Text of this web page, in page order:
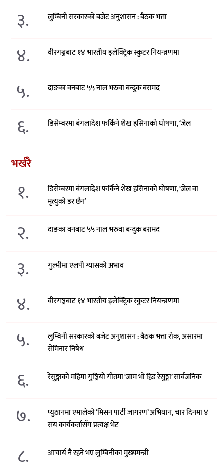
३. लुम्बिनी सरकारको बजेट अनुशासन : बैठक भत्ता
४. वीरगञ्जबाट १४ भारतीय इलेक्ट्रिक स्कुटर नियन्त्रणमा
५. दाङका वनबाट ५५ नाल भरुवा बन्दुक बरामद
६. डिसेम्बरमा बंगलादेश फर्किने शेख हसिनाको घोषणा, ‘जेल
भर्खरै
१.
डिसेम्बरमा बंगलादेश फर्किने शेख हसिनाको घोषणा, ‘जेल वा
मृत्युको डर छैन’
२. दाङका वनबाट ५५ नाल भरुवा बन्दुक बरामद
३. गुल्मीमा एलपी ग्यासको अभाव
४. वीरगञ्जबाट १४ भारतीय इलेक्ट्रिक स्कुटर नियन्त्रणमा
५.
लुम्बिनी सरकारको बजेट अनुशासन : बैठक भत्ता रोक, असारमा
सेमिनार निषेध
६. रेसुङ्गाको महिमा गुञ्जियो गीतमा ‘जाम भो हिड रेसुङ्गा’ सार्वजनिक
७.
प्युठानमा एमालेको ‘मिसन पार्टी जागरण’ अभियान, चार दिनमा ४
सय कार्यकर्तासँग प्रत्यक्ष भेट
८. आचार्य नै रहने भए लुम्बिनीका मुख्यमन्त्री